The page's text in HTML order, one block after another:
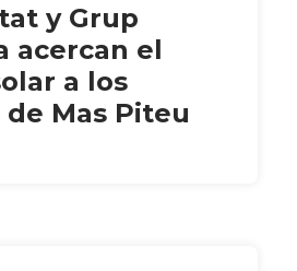
y Grup
acercan el
a los
de Mas Piteu